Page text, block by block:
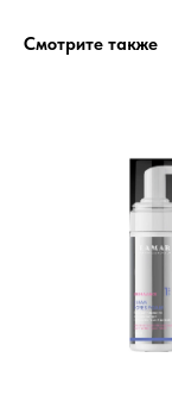
Смотрите также